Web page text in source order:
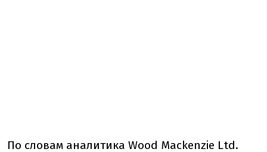
По словам аналитика Wood Mackenzie Ltd.